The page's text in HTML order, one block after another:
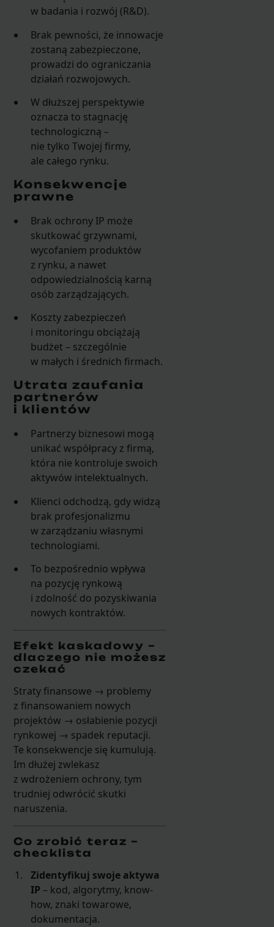
w badania i rozwój (R&D).
Brak pewności, że innowacje
zostaną zabezpieczone,
prowadzi do ograniczania
działań rozwojowych.
W dłuższej perspektywie
oznacza to stagnację
technologiczną –
nie tylko Twojej firmy,
ale całego rynku.
Konsekwencje
prawne
Brak ochrony IP może
skutkować grzywnami,
wycofaniem produktów
z rynku, a nawet
odpowiedzialnością karną
osób zarządzających.
Koszty zabezpieczeń
i monitoringu obciążają
budżet – szczególnie
w małych i średnich firmach.
Utrata zaufania
partnerów
i klientów
Partnerzy biznesowi mogą
unikać współpracy z firmą,
która nie kontroluje swoich
aktywów intelektualnych.
Klienci odchodzą, gdy widzą
brak profesjonalizmu
w zarządzaniu własnymi
technologiami.
To bezpośrednio wpływa
na pozycję rynkową
i zdolność do pozyskiwania
nowych kontraktów.
Efekt kaskadowy –
dlaczego nie możesz
czekać
Straty finansowe → problemy
z finansowaniem nowych
projektów → osłabienie pozycji
rynkowej → spadek reputacji.
Te konsekwencje się kumulują.
Im dłużej zwlekasz
z wdrożeniem ochrony, tym
trudniej odwrócić skutki
naruszenia.
Co zrobić teraz –
checklista
Zidentyfikuj swoje aktywa
IP – kod, algorytmy, know-
how, znaki towarowe,
dokumentacja.